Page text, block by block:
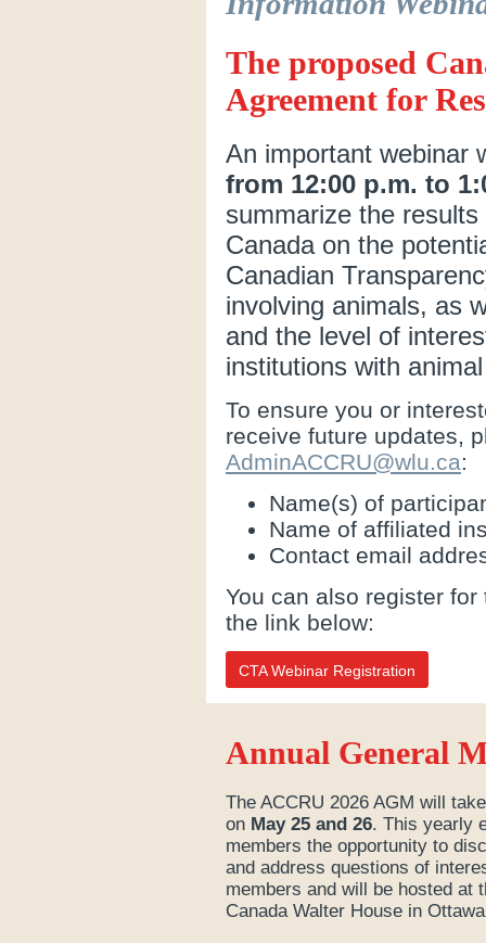
The proposed
Agreement for
An important webinar
from 12:00 p.m. to
summarize the
Canada on the
Canadian
involving animals, as
and the level of
institutions with
To ensure you or
receive future updates,
AdminACCRU@wlu.ca:
Name(s) of
Name of affiliated
Contact email
You can also register
the link below:
CTA Webinar Registration
Annual General
The ACCRU 2026 AGM will
on May 25 and 26. This yearly
members the opportunity to
and address questions of
members and will be hosted at
Canada Walter House in